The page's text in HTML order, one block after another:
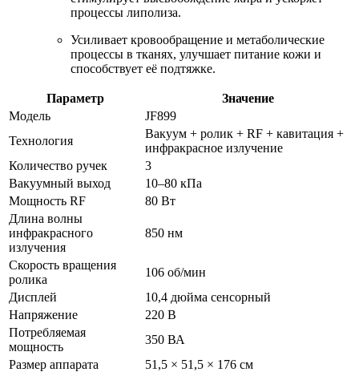
процессы липолиза.
Усиливает кровообращение и метаболические
процессы в тканях, улучшает питание кожи и
способствует её подтяжке.
Параметр
Значение
Модель
JF899
Технология
Вакуум + ролик + RF + кавитация +
инфракрасное излучение
Количество ручек
3
Вакуумный выход
10–80 кПа
Мощность RF
80 Вт
Длина волны
инфракрасного
излучения
850 нм
Скорость вращения
ролика
106 об/мин
Дисплей
10,4 дюйма сенсорный
Напряжение
220 В
Потребляемая
мощность
350 ВА
Размер аппарата
51,5 × 51,5 × 176 см